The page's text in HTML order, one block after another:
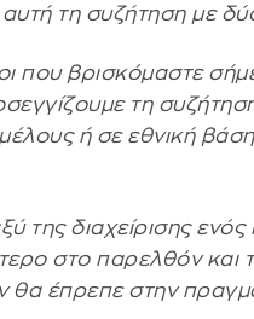
τη συζήτηση με
που βρισκόμαστε
τη
ή σε εθνική
της διαχείρισης
στο παρελθόν και
έπρεπε στην